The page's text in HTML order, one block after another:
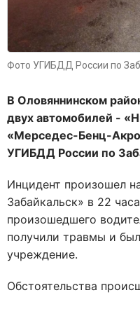
Фото УГИБДД России по
В Оловяннинском
двух автомобилей -
«Мерседес-Бенц-
УГИБДД России по
Инцидент произошел
Забайкальск» в 22
произошедшего
получили травмы и
учреждение.
Обстоятельства